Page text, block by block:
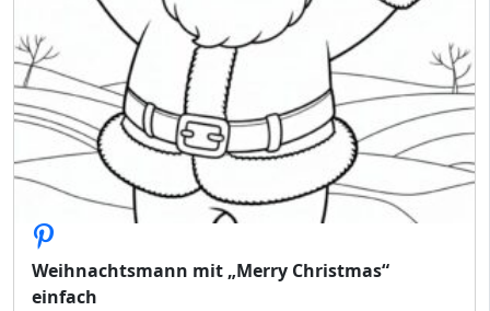
Weihnachtsmann mit „Merry Christmas“
einfach